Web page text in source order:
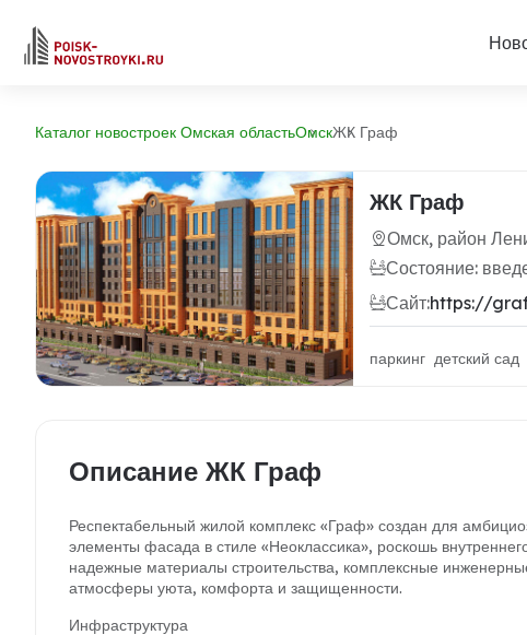
Каталог новостроек Омская областьОмскЖК Граф
ЖК Граф
Омск, район
Состояние:
Сайт:https://
паркинг детский
Описание ЖК Граф
Респектабельный жилой комплекс «Граф» создан для
элементы фасада в стиле «Неоклассика», роскошь
надежные материалы строительства, комплексные
атмосферы уюта, комфорта и защищенности.
Инфраструктура